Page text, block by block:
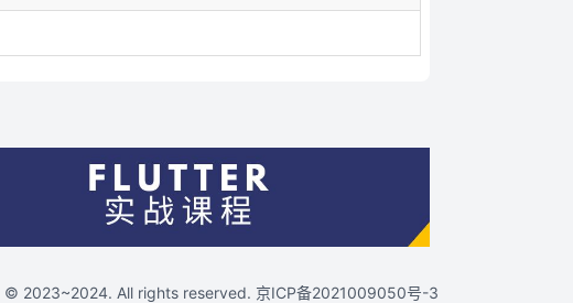
© 2023~2024. All rights reserved. 京ICP备2021009050号-3